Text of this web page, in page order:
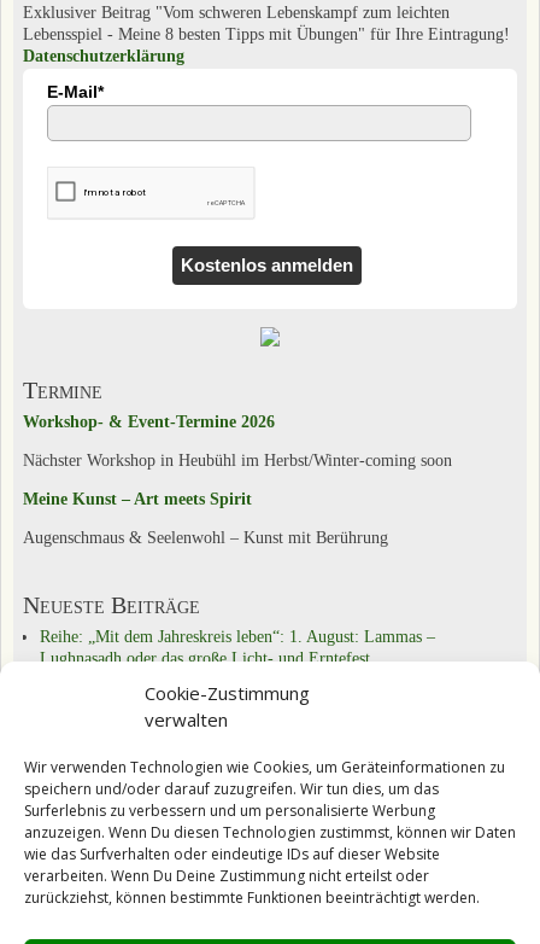
Cookie-Zustimmung
verwalten
Wir verwenden Technologien wie Cookies, um Geräteinformationen zu
speichern und/oder darauf zuzugreifen. Wir tun dies, um das
Surferlebnis zu verbessern und um personalisierte Werbung
anzuzeigen. Wenn Du diesen Technologien zustimmst, können wir Daten
wie das Surfverhalten oder eindeutige IDs auf dieser Website
verarbeiten. Wenn Du Deine Zustimmung nicht erteilst oder
zurückziehst, können bestimmte Funktionen beeinträchtigt werden.
Exklusiver Beitrag "Vom schweren Lebenskampf zum leichten
Lebensspiel - Meine 8 besten Tipps mit Übungen" für Ihre Eintragung!
Datenschutzerklärung
E-Mail*
Kostenlos anmelden
Termine
Workshop- & Event-Termine 2026
Nächster Workshop in Heubühl im Herbst/Winter-coming soon
Meine Kunst – Art meets Spirit
Augenschmaus & Seelenwohl – Kunst mit Berührung
Neueste Beiträge
Reihe: „Mit dem Jahreskreis leben“: 1. August: Lammas –
Lughnasadh oder das große Licht- und Erntefest
alte Bräuche weiter leben
Reihe „Mit dem Jahreskreis leben“: Beltane: Walpurgisnacht, Feuer-,
Kategorien
Das Tun & Üben(22)
Reihe „Übungen und Experimente für die ganze Familie“
Inspirationen(9)
Mein Tagebuch(30)
Schon entdeckt?(29)